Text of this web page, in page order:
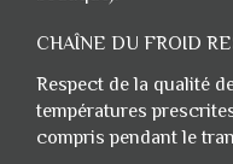
CHAÎNE DU FROID
Respect de la qualité
températures
compris pendant le